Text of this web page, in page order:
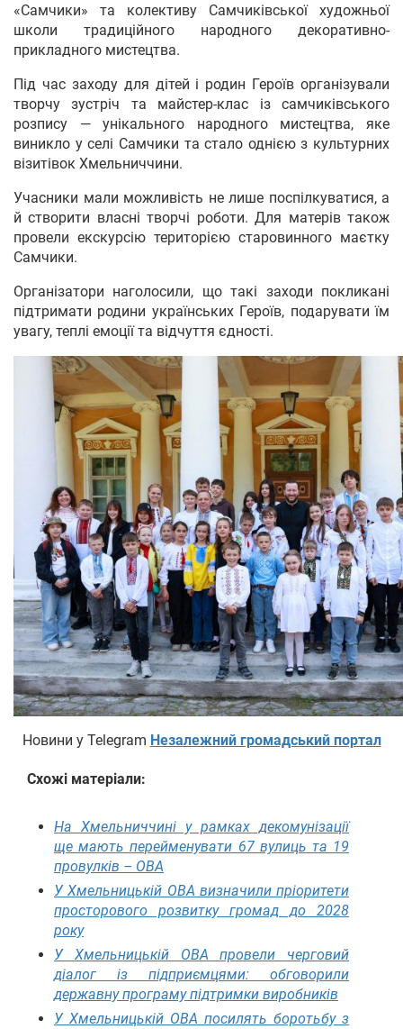
«Самчики» та колективу Самчиківської художньої
школи традиційного народного декоративно-
прикладного мистецтва.
Під час заходу для дітей і родин Героїв організували
творчу зустріч та майстер-клас із самчиківського
розпису — унікального народного мистецтва, яке
виникло у селі Самчики та стало однією з культурних
візитівок Хмельниччини.
Учасники мали можливість не лише поспілкуватися, а
й створити власні творчі роботи. Для матерів також
провели екскурсію територією старовинного маєтку
Самчики.
Організатори наголосили, що такі заходи покликані
підтримати родини українських Героїв, подарувати їм
увагу, теплі емоції та відчуття єдності.
Новини у Telegram Незалежний громадський портал
Схожі матеріали:
На Хмельниччині у рамках декомунізації
ще мають перейменувати 67 вулиць та 19
провулків – ОВА
У Хмельницькій ОВА визначили пріоритети
просторового розвитку громад до 2028
року
У Хмельницькій ОВА провели черговий
діалог із підприємцями: обговорили
державну програму підтримки виробників
У Хмельницькій ОВА посилять боротьбу з